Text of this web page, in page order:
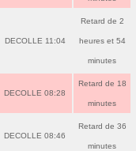
DECOLLE 11:04
Retard de 2
heures et 54
minutes
DECOLLE 08:28
Retard de 18
minutes
DECOLLE 08:46
Retard de 36
minutes